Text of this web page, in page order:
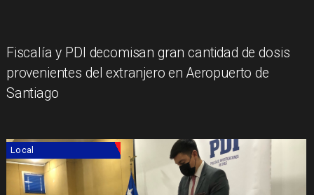
Fiscalía y PDI decomisan gran cantidad de dosis
provenientes del extranjero en Aeropuerto de
Santiago
Local